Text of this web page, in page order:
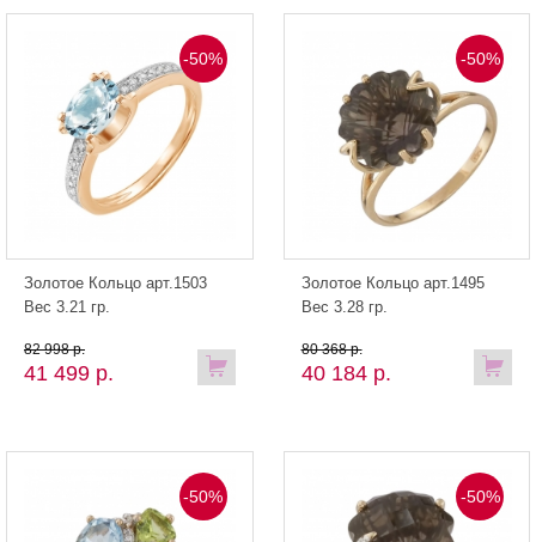
-50%
Золотое Кольцо арт.1503
Вес 3.21 гр.
41 499 р.
82 998 р.
-50%
Золотое Кольцо арт.1495
Вес 3.28 гр.
40 184 р.
80 368 р.
-50% -50%